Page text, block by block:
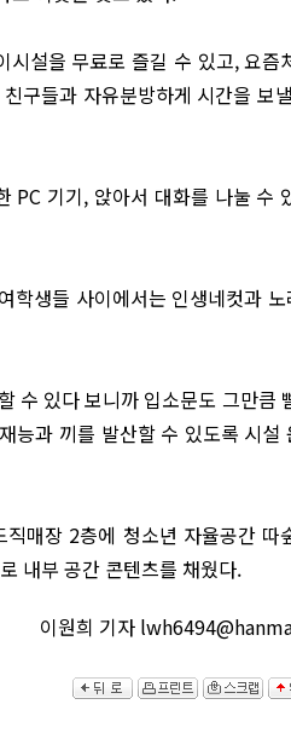
설을 무료로 즐길 수 있고, 요즘
구들과 자유분방하게 시간을 보
PC 기기, 앉아서 대화를 나눌 수
학생들 사이에서는 인생네컷과 노
수 있다 보니까 입소문도 그만큼
능과 끼를 발산할 수 있도록 시설
매장 2층에 청소년 자율공간 따
내부 공간 콘텐츠를 채웠다.
이원희 기자